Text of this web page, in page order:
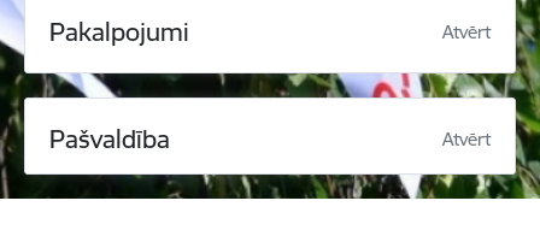
Pakalpojumi Atvērt
Pašvaldība Atvērt